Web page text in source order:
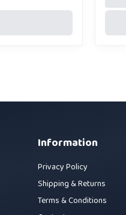
Information
Privacy Policy
Shipping & Returns
Terms & Conditions